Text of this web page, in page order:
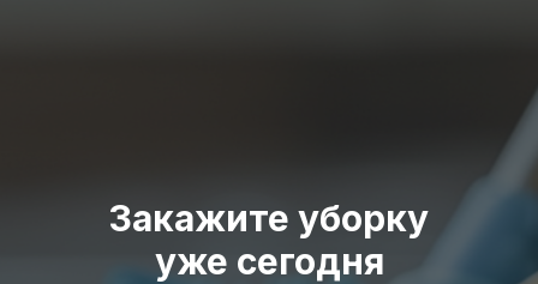
Закажите уборку
уже сегодня